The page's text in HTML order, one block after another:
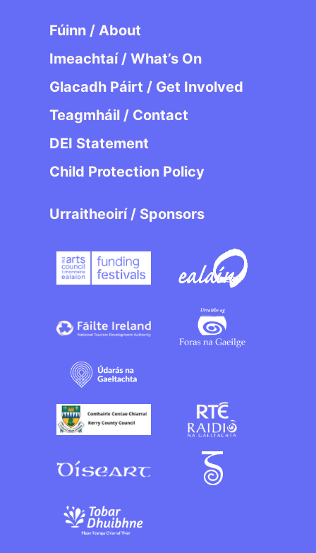
Fúinn / About
Imeachtaí / What’s On
Glacadh Páirt / Get Involved
Teagmháil / Contact
DEI Statement
Child Protection Policy
Urraitheoirí / Sponsors